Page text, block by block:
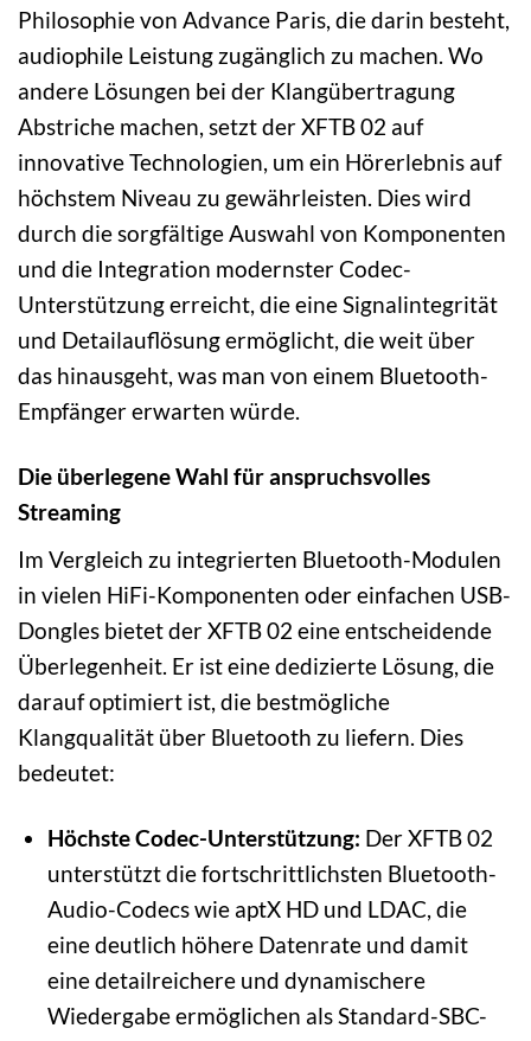
Philosophie von Advance Paris, die darin besteht,
audiophile Leistung zugänglich zu machen. Wo
andere Lösungen bei der Klangübertragung
Abstriche machen, setzt der XFTB 02 auf
innovative Technologien, um ein Hörerlebnis auf
höchstem Niveau zu gewährleisten. Dies wird
durch die sorgfältige Auswahl von Komponenten
und die Integration modernster Codec-
Unterstützung erreicht, die eine Signalintegrität
und Detailauflösung ermöglicht, die weit über
das hinausgeht, was man von einem Bluetooth-
Empfänger erwarten würde.
Die überlegene Wahl für anspruchsvolles
Streaming
Im Vergleich zu integrierten Bluetooth-Modulen
in vielen HiFi-Komponenten oder einfachen USB-
Dongles bietet der XFTB 02 eine entscheidende
Überlegenheit. Er ist eine dedizierte Lösung, die
darauf optimiert ist, die bestmögliche
Klangqualität über Bluetooth zu liefern. Dies
bedeutet:
Höchste Codec-Unterstützung: Der XFTB 02
unterstützt die fortschrittlichsten Bluetooth-
Audio-Codecs wie aptX HD und LDAC, die
eine deutlich höhere Datenrate und damit
eine detailreichere und dynamischere
Wiedergabe ermöglichen als Standard-SBC-